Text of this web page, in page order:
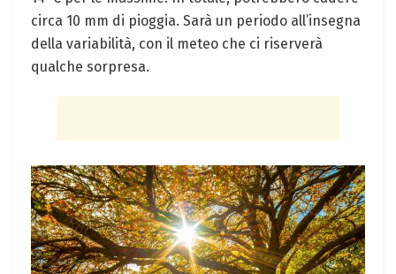
circa‍ 10 mm di pioggia. Sarà un periodo all’insegna
della variabilità, con il meteo che ci riserverà
qualche ⁢sorpresa.